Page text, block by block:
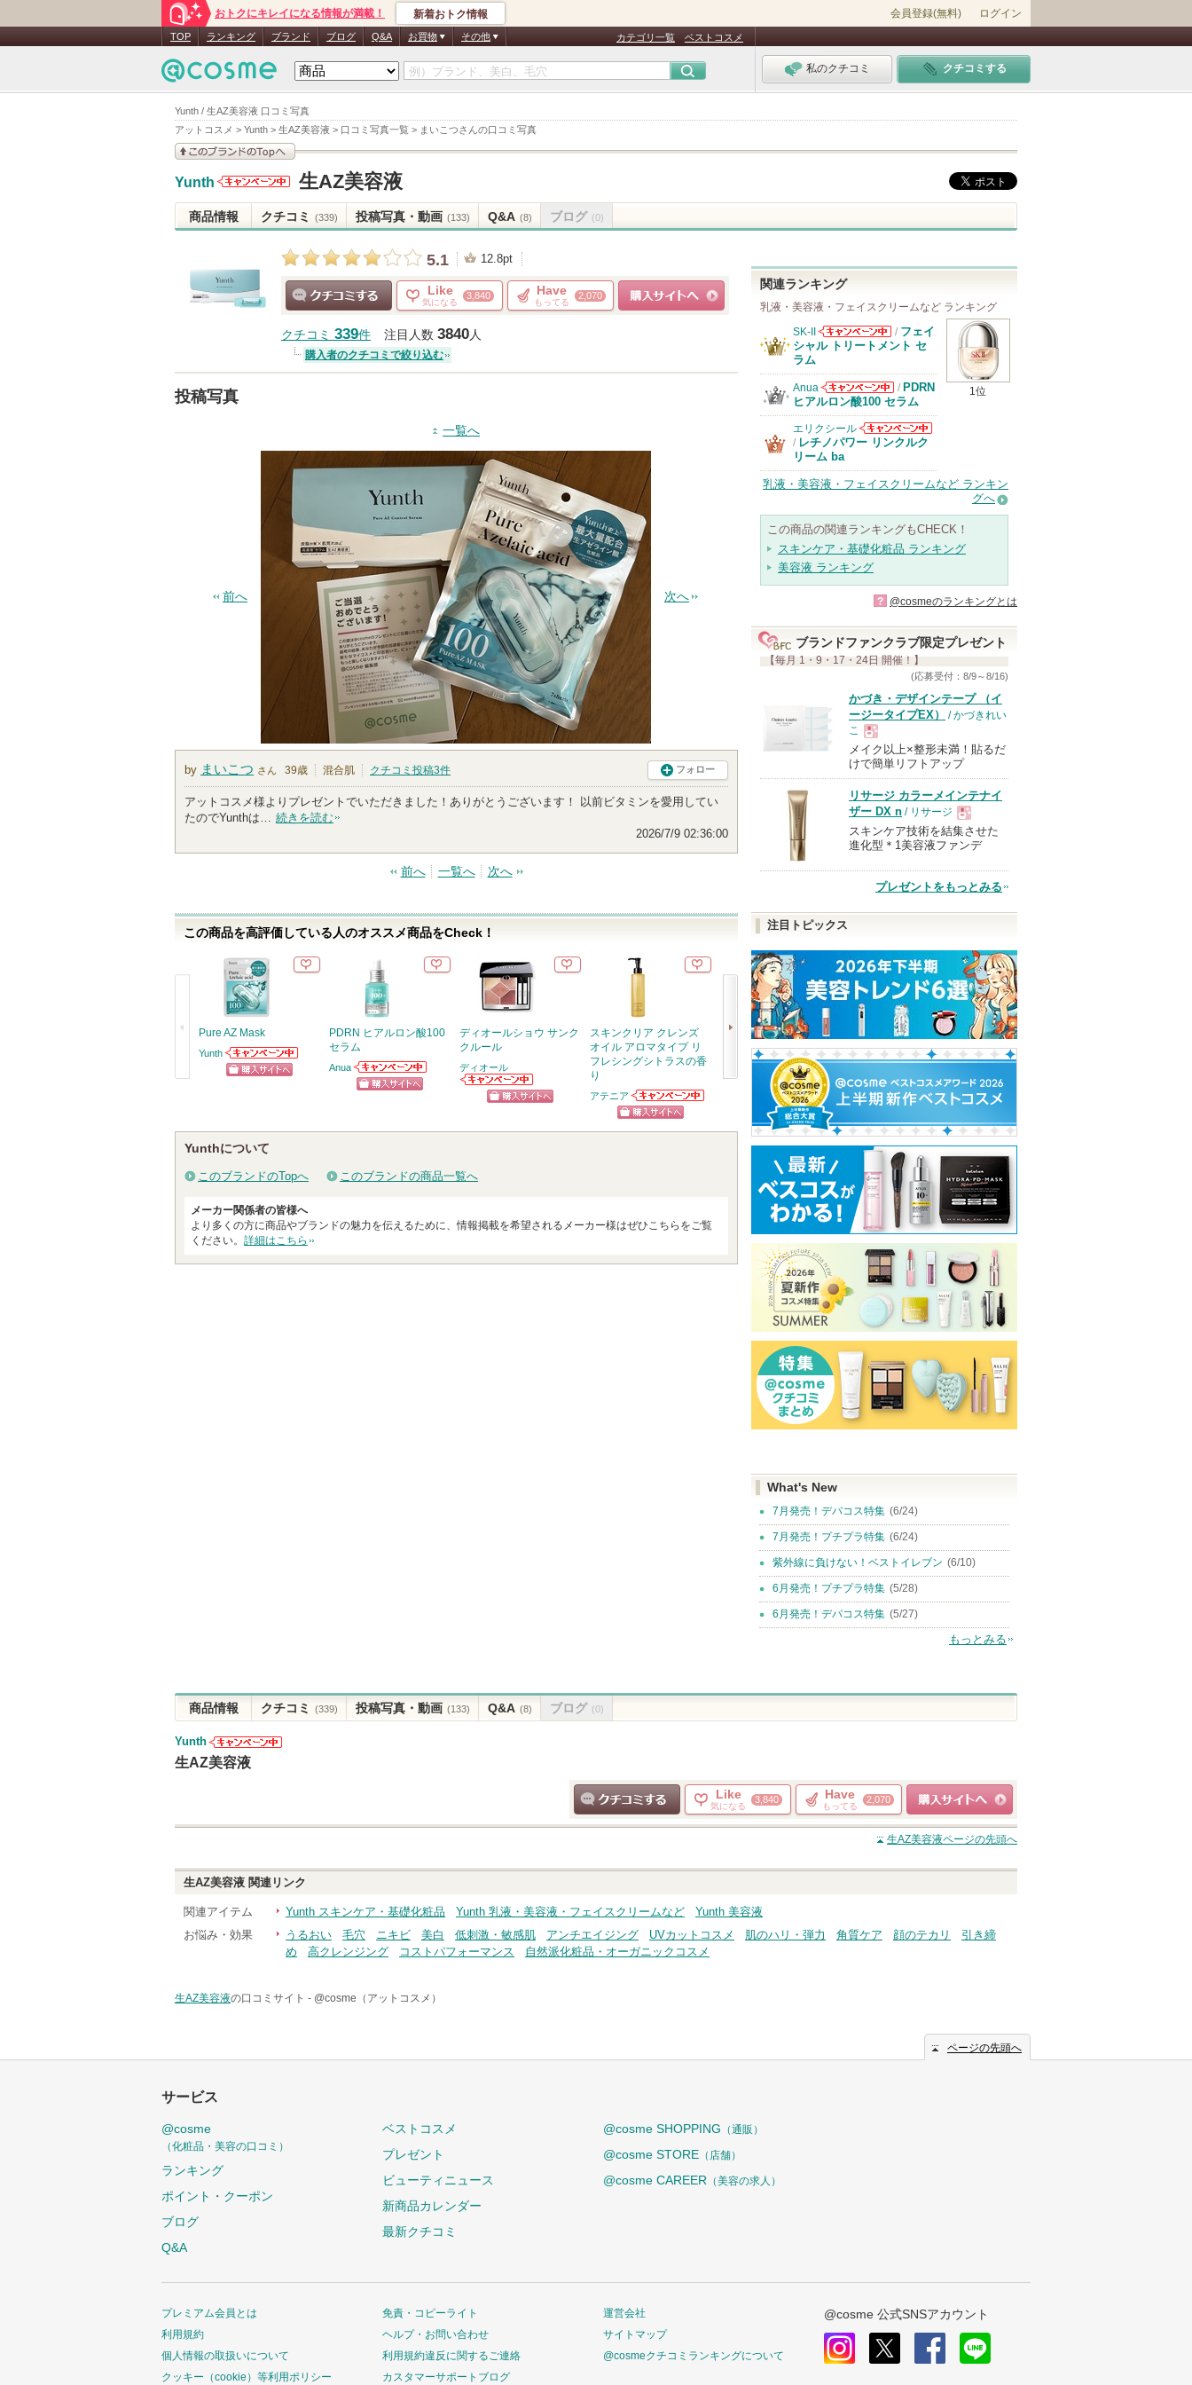
Yunth / 生AZ美容液 口コミ写真
アットコスメ > Yunth > 生AZ美容液 > 口コミ写真一覧 > まいこつさんの口コミ写真
おトクにキレイになる情報が満載！ 新着おトク情報 会員登録(無料) ログイン
TOP ランキング ブランド ブログ Q&A お買物 その他 カテゴリ一覧 ベストコスメ
私のクチコミ クチコミする
Yunth
のお知らせ
があります
生AZ美容液
商品情報 クチコミ (339) 投稿写真・動画 (133) Q&A (8) ブログ (0)
5.1 12.8pt
Like
気になる
3,840 Have
もってる
2,070
クチコミ 339件 注目人数 3840人
購入者のクチコミで絞り込む
投稿写真
一覧へ
前へ 次へ
by まいこつ さん 39歳 混合肌 クチコミ投稿3件 フォロー
アットコスメ様よりプレゼントでいただきました！ありがとうございます！ 以前ビタミンを愛用してい
たのでYunthは… 続きを読む
2026/7/9 02:36:00
前へ 一覧へ 次へ
この商品を高評価している人のオススメ商品をCheck！
Pure AZ Mask
Yunth
Yunthからのお知
らせがあります
PDRN ヒアルロン酸100
セラム
Anua
Anuaからのお知
らせがあります
ディオールショウ サンク
クルール
ディオール
ディオールから
のお知らせがあ
スキンクリア クレンズ
オイル アロマタイプ リ
フレシングシトラスの香
り
アテニア
アテニアからの
お知らせがあり
ます
ショッピン
Basic スージング クレン
ジングジェル
Ｎ organic(エヌオーガニッ
ク)
Ｎ organic(エヌ
オーガニック)か
らのお知らせが
あります
ショッピン
グサイトへ
オルビス ザ クレンジン
グ オイル
ショッピン
グサイトへ
ルース パウダー
コスメデコルテ
コスメデコルテ
からのお知らせ
があります
グサイトへ
Yunthについて
このブランドのTopへ このブランドの商品一覧へ
メーカー関係者の皆様へ
より多くの方に商品やブランドの魅力を伝えるために、情報掲載を希望されるメーカー様はぜひこちらをご覧
ください。 詳細はこちら
関連ランキング
乳液・美容液・フェイスクリームなど ランキング
1位
SK-II
SK-IIからのお
/ フェイ
シャル トリートメント セ
ラム
Anua
Anuaからのお
知らせがありま
す
/ PDRN
ヒアルロン酸100 セラム
エリクシール
エリクシールか
/ レチノパワー リンクルク
リーム ba
乳液・美容液・フェイスクリームなど ランキン
グへ
この商品の関連ランキングもCHECK！
スキンケア・基礎化粧品 ランキング
美容液 ランキング
? @cosmeのランキングとは
ブランドファンクラブ限定プレゼント
【毎月 1・9・17・24日 開催！】
(応募受付：8/9～8/16)
かづき・デザインテープ （イ
ージータイプEX）
/ かづきれい
こ
現
品
メイク以上×整形未満！貼るだ
けで簡単リフトアップ
リサージ カラーメインテナイ
ザー DX n / リサージ
現
品
スキンケア技術を結集させた
進化型＊1美容液ファンデ
プレゼントをもっとみる
注目トピックス
What's New
7月発売！デパコス特集 (6/24)
7月発売！プチプラ特集 (6/24)
紫外線に負けない！ベストイレブン (6/10)
6月発売！プチプラ特集 (5/28)
6月発売！デパコス特集 (5/27)
もっとみる
商品情報 クチコミ (339) 投稿写真・動画 (133) Q&A (8) ブログ (0)
Yunth
Yunthからの
生AZ美容液
クチコミする
Like
気になる
3,840 Have
もってる
2,070
ショッピングサイト
へ
生AZ美容液ページの先頭へ
生AZ美容液 関連リンク
関連アイテム Yunth スキンケア・基礎化粧品 Yunth 乳液・美容液・フェイスクリームなど
Yunth 美容液
お悩み・効果
うるおい 毛穴 ニキビ 美白 低刺激・敏感肌 アンチエイジング UVカットコスメ 肌のハリ・弾力 角質ケア 顔のテカリ
引き締
め
高クレンジング コストパフォーマンス 自然派化粧品・オーガニックコスメ
生AZ美容液の口コミサイト - @cosme（アットコスメ）
ページの先頭へ
サービス
@cosme
（化粧品・美容の口コミ）
ランキング
ポイント・クーポン
ブログ
Q&A
ベストコスメ
プレゼント
ビューティニュース
新商品カレンダー
最新クチコミ
@cosme SHOPPING （通販）
@cosme STORE （店舗）
@cosme CAREER （美容の求人）
プレミアム会員とは
利用規約
個人情報の取扱いについて
クッキー（cookie）等利用ポリシー
免責・コピーライト
ヘルプ・お問い合わせ
利用規約違反に関するご連絡
カスタマーサポートブログ
運営会社
サイトマップ
@cosmeクチコミランキングについて
@cosme 公式SNSアカウント